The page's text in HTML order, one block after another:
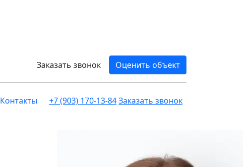
Заказать звонок
Оценить объект
Контакты +7 (903) 170-13-84Заказать звонок